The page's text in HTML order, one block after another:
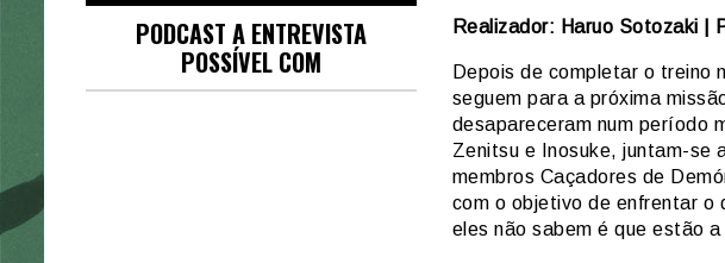
Realizador: Haruo Sotozaki |
Depois de completar o treino
seguem para a próxima
desapareceram num período
Zenitsu e Inosuke, juntam-se
membros Caçadores de
com o objetivo de enfrentar o
eles não sabem é que estão
PODCAST A ENTREVISTA
POSSÍVEL COM